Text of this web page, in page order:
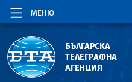
МЕНЮ
БЪЛГАРСКА
ТЕЛЕГРАФНА
АГЕНЦИЯ